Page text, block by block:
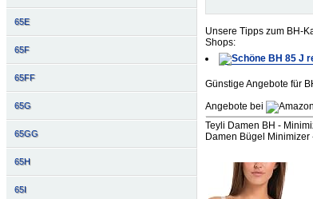
65E
65F
65FF
65G
65GG
65H
65I
Unsere Tipps zum BH-
Shops:
Günstige Angebote für
Angebote bei
Teyli Damen BH -
Damen Bügel